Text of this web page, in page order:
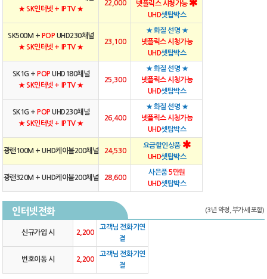
★ SK인터넷 + IPTV ★
22,000
넷플릭스 시청가능
UHD셋탑박스
SK500M + POP UHD230채널
★ SK인터넷 + IPTV ★
23,100
★ 화질 선명 ★
넷플릭스 시청가능
UHD셋탑박스
SK1G + POP UHD180채널
★ SK인터넷 + IPTV ★
25,300
★ 화질 선명 ★
넷플릭스 시청가능
UHD셋탑박스
SK1G + POP UHD230채널
★ SK인터넷 + IPTV ★
26,400
★ 화질 선명 ★
넷플릭스 시청가능
UHD셋탑박스
광랜100M + UHD케이블200채널 24,530
요금할인상품
UHD셋탑박스
광랜320M + UHD케이블200채널 28,600
사은품5만원
UHD셋탑박스
인터넷전화 (3년 약정, 부가세 포함)
신규가입 시 2,200
고객님 전화기연
결
번호이동 시 2,200
고객님 전화기연
결